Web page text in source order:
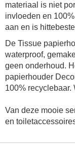
materiaal is niet
invloeden en
aan en is
De Tissue
waterproof,
geen onderhoud.
papierhouder
100% recyclebaar.
Van deze mooie
en